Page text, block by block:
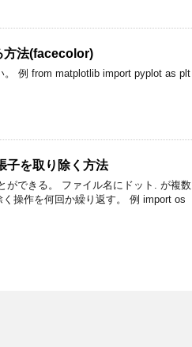
方法(facecolor)
例 from matplotlib import pyplot as plt
を取り除く方法
ができる。 ファイル名にドット. が複数
操作を何回か繰り返す。 例 import os